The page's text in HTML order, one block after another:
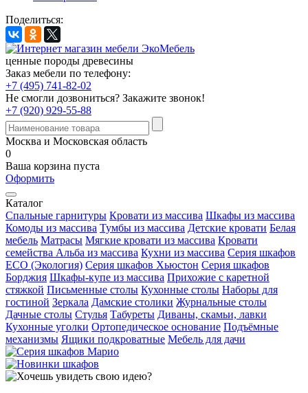
Поделиться:
ценные породы древесины
Заказ мебели по телефону:
+7 (495) 741-82-02
Не смогли дозвониться? Закажите звонок!
+7 (920) 929-55-88
Москва и Московская область
0
Ваша корзина пуста
Оформить
Каталог
Спальные гарнитуры Кровати из массива Шкафы из массива
Комоды из массива Тумбы из массива Детские кровати Белая
мебель Матрасы Мягкие кровати из массива Кровати
семейства Альба из массива Кухни из массива Серия шкафов
ECO (Экология) Серия шкафов Хьюстон Серия шкафов
Борджия Шкафы-купе из массива Прихожие с каретной
стяжкой Письменные столы Кухонные столы Наборы для
гостиной Зеркала Дамские столики Журнальные столы
Дачные столы Стулья Табуреты Диваны, скамьи, лавки
Кухонные уголки Ортопедическое основание Подъёмные
механизмы Ящики подкроватные Мебель для дачи